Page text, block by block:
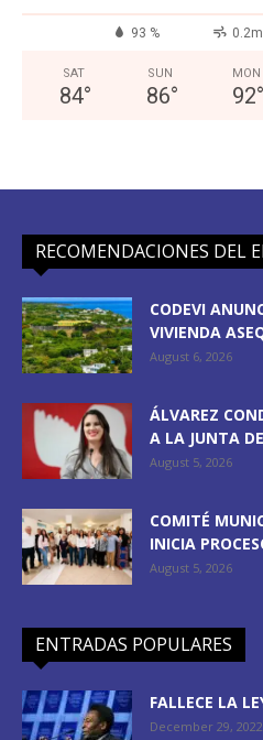
93 %
SAT
84°
SUN
86°
MON
92°
RECOMENDACIONES DEL
CODEVI
VIVIENDA
August 6, 2026
ÁLVAREZ
A LA JUNTA
August 5, 2026
COMITÉ
INICIA
August 5, 2026
ENTRADAS POPULARES
FALLECE LA
December 29, 2022